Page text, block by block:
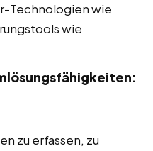
Technologien wie
wie
zu erfassen, zu